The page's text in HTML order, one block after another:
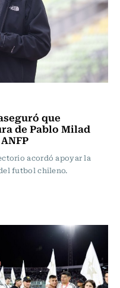
que
de Pablo Milad
acordó apoyar la
futbol chileno.